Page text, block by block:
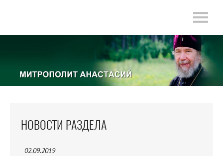
НОВОСТИ РАЗДЕЛА
02.09.2019